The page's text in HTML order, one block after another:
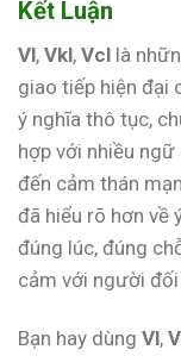
Kết Luận
Vl, Vkl, Vcl là
giao tiếp hiện đại
ý nghĩa thô tục,
hợp với nhiều ngữ
đến cảm thán
đã hiểu rõ hơn về
đúng lúc, đúng
cảm với người đối
Bạn hay dùng Vl,